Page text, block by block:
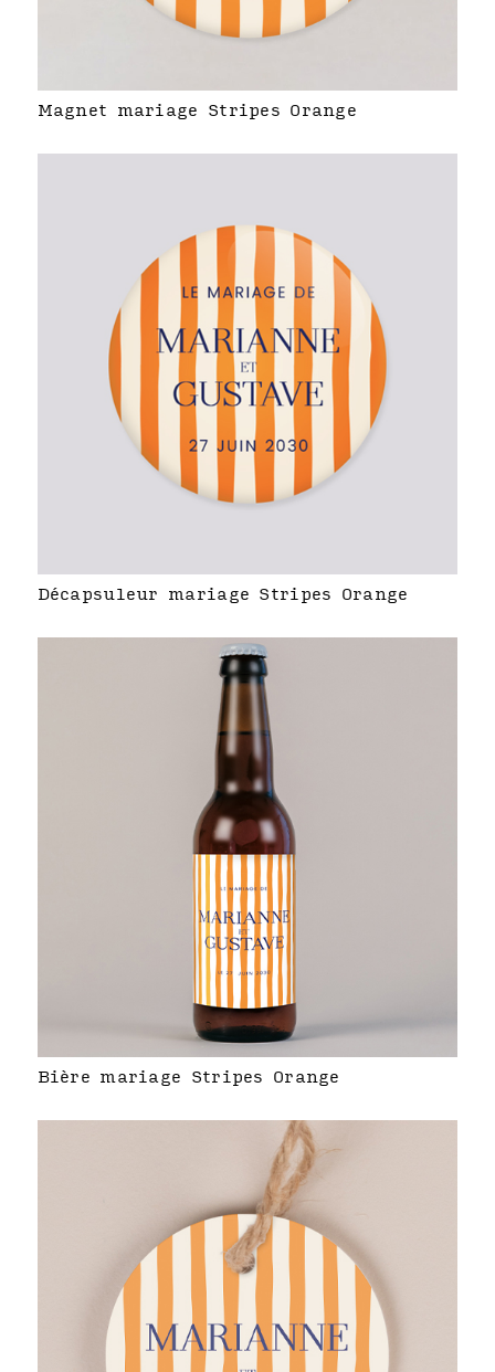
Magnet mariage Stripes Orange
Décapsuleur mariage Stripes Orange
Bière mariage Stripes Orange